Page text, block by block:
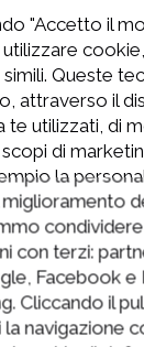
"Accetto il
Queste
attraverso il
te utilizzati, di
di
la
miglioramento
con terzi:
Facebook e
Cliccando il
la navigazione